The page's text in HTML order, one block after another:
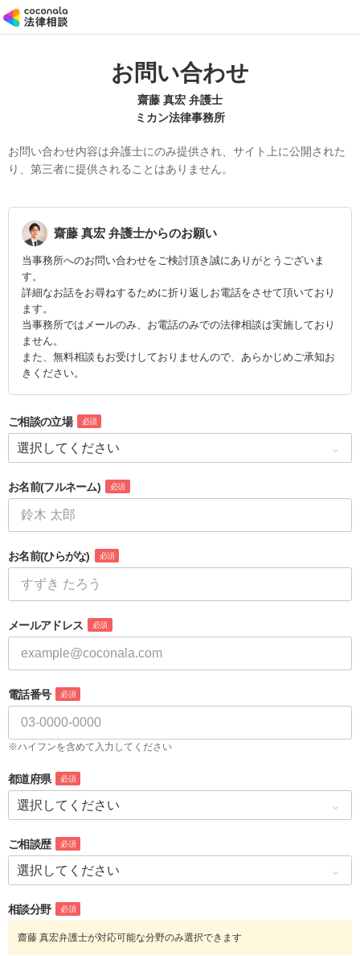
お問い合わせ
齋藤 真宏 弁護士
ミカン法律事務所
お問い合わせ内容は弁護士にのみ提供され、サイト上に公開された
り、第三者に提供されることはありません。
齋藤 真宏 弁護士からのお願い
当事務所へのお問い合わせをご検討頂き誠にありがとうございま
す。
詳細なお話をお尋ねするために折り返しお電話をさせて頂いており
ます。
当事務所ではメールのみ、お電話のみでの法律相談は実施しており
ません。
また、無料相談もお受けしておりませんので、あらかじめご承知お
きください。
ご相談の立場 必須
お名前(フルネーム) 必須
お名前(ひらがな) 必須
メールアドレス 必須
電話番号 必須
※ハイフンを含めて入力してください
都道府県 必須
ご相談歴 必須
相談分野 必須
齋藤 真宏弁護士が対応可能な分野のみ選択できます